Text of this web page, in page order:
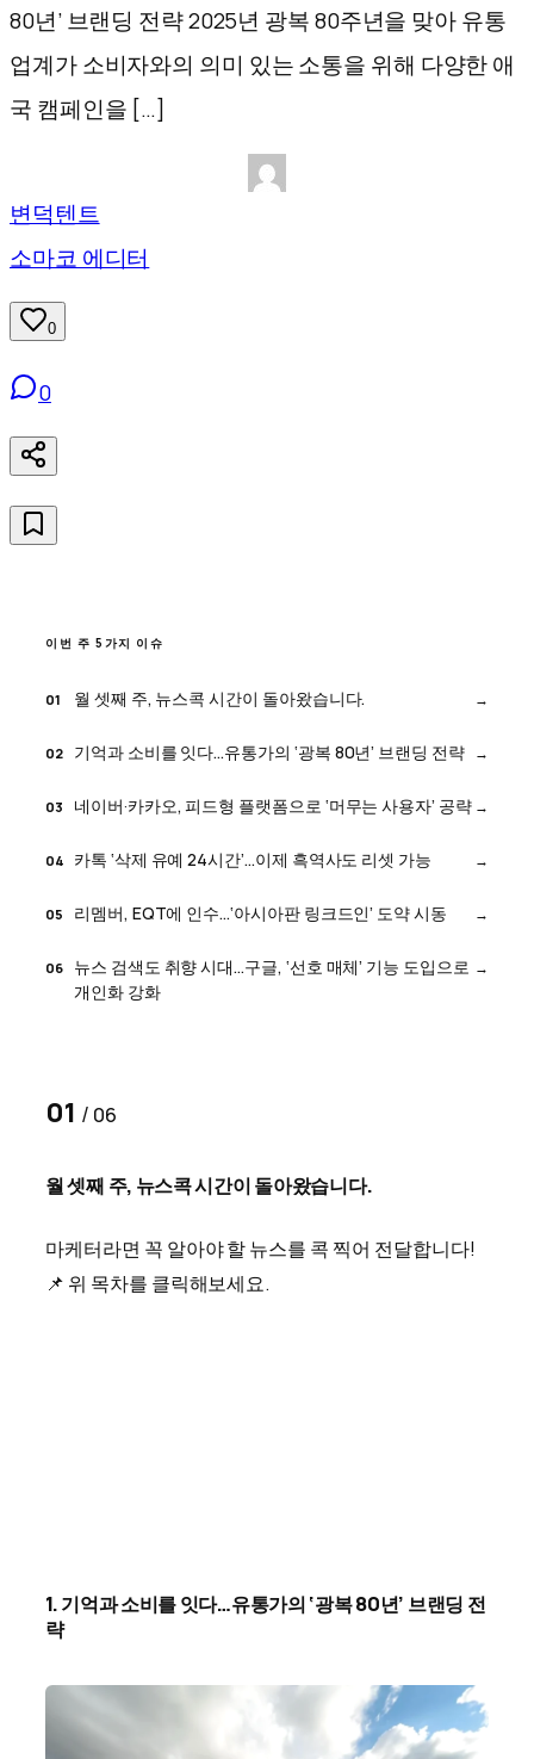
80년’ 브랜딩 전략 2025년 광복 80주년을 맞아 유통
업계가 소비자와의 의미 있는 소통을 위해 다양한 애
국 캠페인을 […]
변덕텐트
소마코 에디터
0
0
이번 주 5가지 이슈
01 월 셋째 주, 뉴스콕 시간이 돌아왔습니다.
02 기억과 소비를 잇다…유통가의 ‘광복 80년’ 브랜딩 전략
03 네이버·카카오, 피드형 플랫폼으로 ‘머무는 사용자’ 공략
04 카톡 ‘삭제 유예 24시간’…이제 흑역사도 리셋 가능
05 리멤버, EQT에 인수…‘아시아판 링크드인’ 도약 시동
06
뉴스 검색도 취향 시대…구글, ‘선호 매체’ 기능 도입으로
개인화 강화
01 / 06
월 셋째 주, 뉴스콕 시간이 돌아왔습니다.
마케터라면 꼭 알아야 할 뉴스를 콕 찍어 전달합니다!
📌 위 목차를 클릭해보세요.
1.기억과 소비를 잇다…유통가의 ‘광복 80년’ 브랜딩 전
략